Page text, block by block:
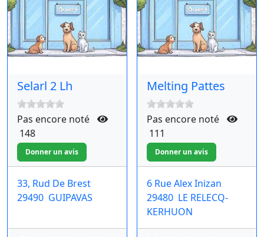
Selarl 2 Lh
Pas encore noté
148
33, Rud De Brest
29490 GUIPAVAS
Melting Pattes
Pas encore noté
111
6 Rue Alex Inizan
29480 LE RELECQ-
KERHUON